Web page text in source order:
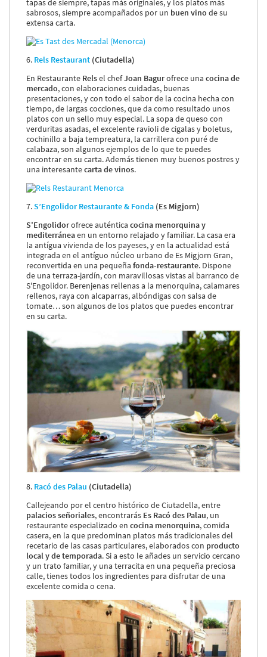
tapas de siempre, tapas más originales, y los platos más
sabrosos, siempre acompañados por un buen vinode su
extensa carta.
6. Rels Restaurant (Ciutadella)
En Restaurante Relsel chefJoan Bagurofrece unacocina de
mercado, con elaboraciones cuidadas, buenas
presentaciones, y con todo el sabor de la cocina hecha con
tiempo, de largas cocciones, que da como resultado unos
platos con un sello muy especial. La sopa de queso con
verduritas asadas, el excelente ravioli de cigalas y boletus,
cochinillo a baja tempreatura, la carrillera con puré de
calabaza, son algunos ejemplos de lo que te puedes
encontrar en su carta. Además tienen muy buenos postres y
una interesantecarta de vinos.
7.S’Engolidor Restaurante & Fonda (Es Migjorn)
S'Engolidorofrece auténticacocina menorquina y
mediterráneaen un entorno relajado y familiar. La casa era
la antígua vivienda de los payeses, y en la actualidad está
integrada en el antíguo núcleo urbano de Es Migjorn Gran,
reconvertida en una pequeñafonda-restaurante. Dispone
de una terraza-jardín, con maravillosas vistas al barranco de
S'Engolidor. Berenjenas rellenas a la menorquina, calamares
rellenos, raya con alcaparras, albóndigas con salsa de
tomate… son algunos de los platos que puedes encontrar
en su carta.
8. Racó des Palau (Ciutadella)
Callejeando por el centro histórico de Ciutadella, entre
palacios señoriales, encontrarás Es Racó des Palau, un
restaurante especializado encocina menorquina, comida
casera, en la que predominan platos más tradicionales del
recetario de las casas particulares, elaborados con producto
local y de temporada. Si a esto le añades un servicio cercano
y un trato familiar, y una terracita en una pequeña preciosa
calle, tienes todos los ingredientes para disfrutar de una
excelente comida o cena.